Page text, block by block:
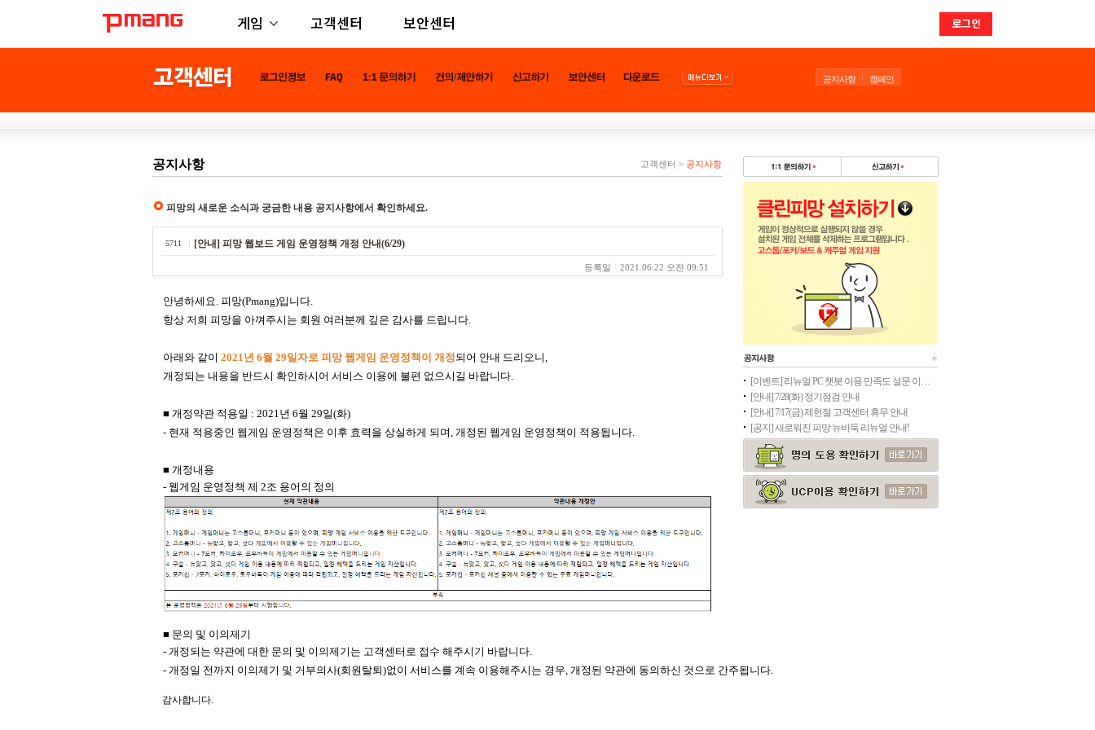
게임 고객센터 보안센터 로그인
공지사항 캠페인
공지사항 고객센터 > 공지사항
피망의 새로운 소식과 궁금한 내용 공지사항에서 확인하세요.
5711 [안내] 피망 웹보드 게임 운영정책 개정 안내(6/29)
등록일 2021.06.22 오전 09:51
안녕하세요. 피망(Pmang)입니다.
항상 저희 피망을 아껴주시는 회원 여러분께 깊은 감사를 드립니다.
아래와 같이 2021년 6월 29일자로 피망 웹게임 운영정책이 개정되어 안내 드리오니,
개정되는 내용을 반드시 확인하시어 서비스 이용에 불편 없으시길 바랍니다.
■ 개정약관 적용일 : 2021년 6월 29일(화)
- 현재 적용중인 웹게임 운영정책은 이후 효력을 상실하게 되며, 개정된 웹게임 운영정책이 적용됩니다.
■ 개정내용
- 웹게임 운영정책 제 2조 용어의 정의
■ 문의 및 이의제기
- 개정되는 약관에 대한 문의 및 이의제기는 고객센터로 접수 해주시기 바랍니다.
- 개정일 전까지 이의제기 및 거부의사(회원탈퇴)없이 서비스를 계속 이용해주시는 경우, 개정된 약관에 동의하신 것으로 간주됩니다.
감사합니다.
[이벤트] 리뉴얼 PC 챗봇 이용 만족도 설문 이벤트
[안내] 7/28(화) 정기점검 안내
[안내] 7/17(금) 제헌절 고객센터 휴무 안내
[공지] 새로워진 피망 뉴바둑 리뉴얼 안내!